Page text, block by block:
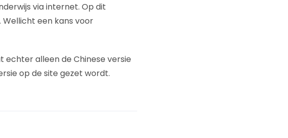
via internet. Op dit
Wellicht een kans voor
alleen de Chinese versie
op de site gezet wordt.